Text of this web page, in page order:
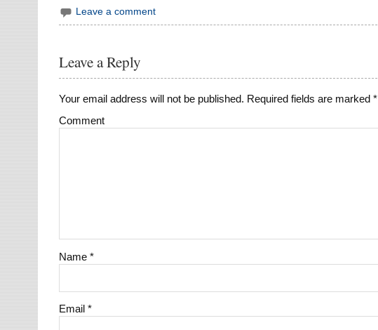
Leave a comment
Leave a Reply
Your email address will not be published. Required fields are marked*
Comment
Name*
Email*